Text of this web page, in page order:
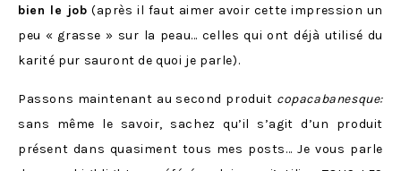
bien le job (après il faut aimer avoir cette impression un
peu « grasse » sur la peau… celles qui ont déjà utilisé du
karité pur sauront de quoi je parle).
Passons maintenant au second produit copacabanesque:
sans même le savoir, sachez qu’il s’agit d’un produit
présent dans quasiment tous mes posts… Je vous parle